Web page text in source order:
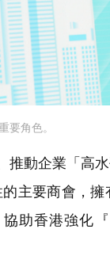
要角色。
動企業「高
主要商會，
助香港強化